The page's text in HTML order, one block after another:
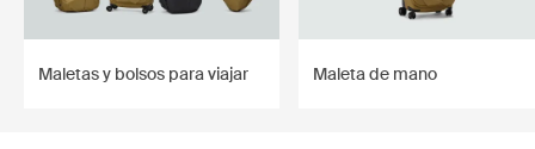
Maletas y bolsos para viajar Maleta de mano